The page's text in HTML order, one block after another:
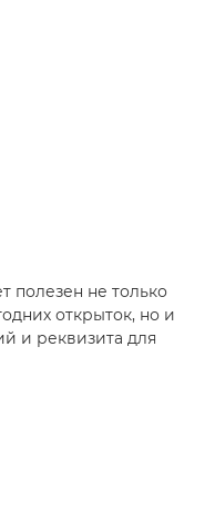
полезен не только
открыток, но и
и реквизита для